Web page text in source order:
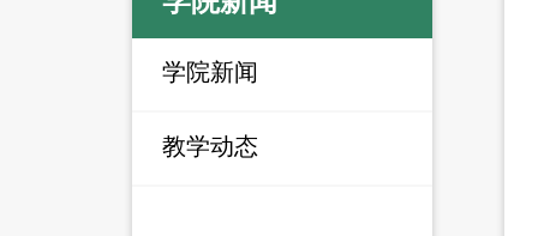
学院新闻
教学动态